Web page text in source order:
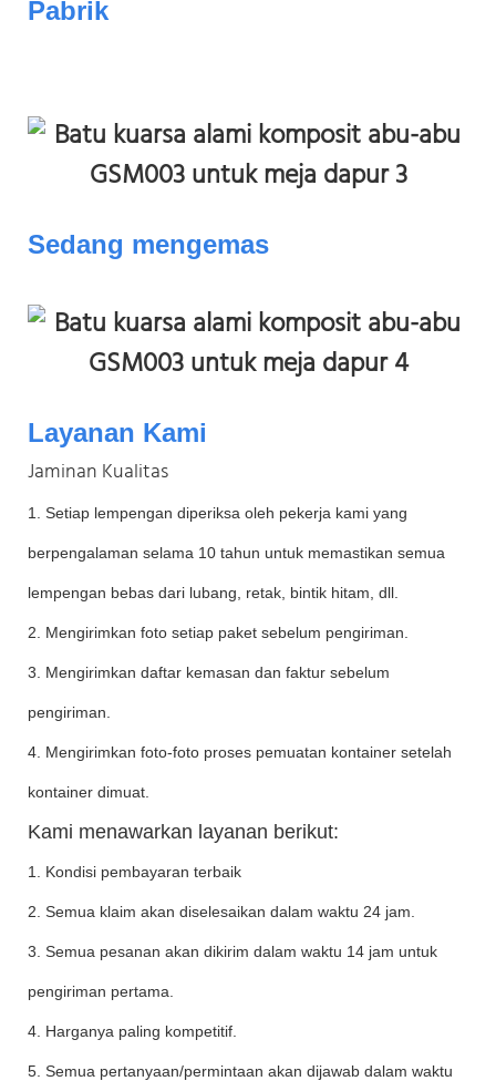
Pabrik
Sedang mengemas
Layanan Kami
Jaminan Kualitas
1. Setiap lempengan diperiksa oleh pekerja kami yang
berpengalaman selama 10 tahun untuk memastikan semua
lempengan bebas dari lubang, retak, bintik hitam, dll.
2. Mengirimkan foto setiap paket sebelum pengiriman.
3. Mengirimkan daftar kemasan dan faktur sebelum
pengiriman.
4. Mengirimkan foto-foto proses pemuatan kontainer setelah
kontainer dimuat.
Kami menawarkan layanan berikut:
1. Kondisi pembayaran terbaik
2. Semua klaim akan diselesaikan dalam waktu 24 jam.
3. Semua pesanan akan dikirim dalam waktu 14 jam untuk
pengiriman pertama.
4. Harganya paling kompetitif.
5. Semua pertanyaan/permintaan akan dijawab dalam waktu